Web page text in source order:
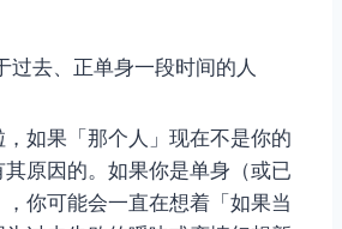
过去、正单身一段时间的人
如果「那个人」现在不是你的
原因的。如果你是单身（或已
你可能会一直在想着「如果当